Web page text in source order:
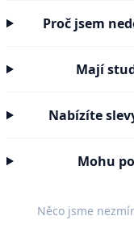
Proč jsem
Mají
Nabízíte
Mohu
Něco jsme